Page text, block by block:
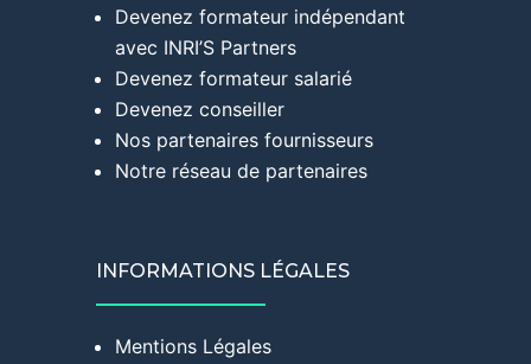
Devenez formateur indépendant
avec INRI’S Partners
Devenez formateur salarié
Devenez conseiller
Nos partenaires fournisseurs
Notre réseau de partenaires
INFORMATIONS LÉGALES
Mentions Légales